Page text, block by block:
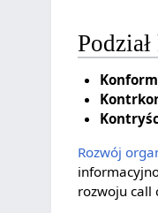
Rozwój
rozwoju call